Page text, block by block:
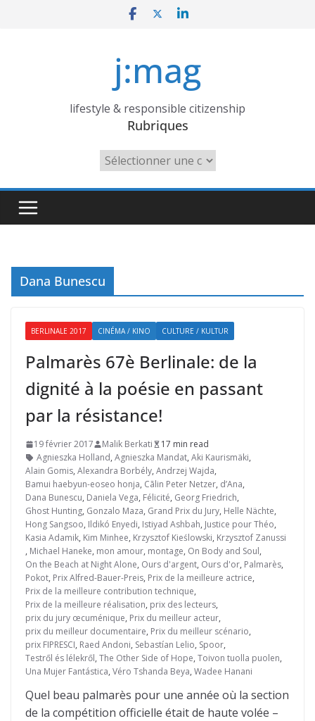
j:mag
lifestyle & responsible citizenship
Rubriques
Rubriques
Dana Bunescu
BERLINALE 2017 CINÉMA / KINO CULTURE / KULTUR
Palmarès 67è Berlinale: de la
dignité à la poésie en passant
par la résistance!
19 février 2017 Malik Berkati
17 min read
Agnieszka Holland, Agnieszka Mandat, Aki Kaurismäki,
Alain Gomis, Alexandra Borbély, Andrzej Wajda,
Bamui haebyun-eoseo honja, Cãlin Peter Netzer, d’Ana,
Dana Bunescu, Daniela Vega, Félicité, Georg Friedrich,
Ghost Hunting, Gonzalo Maza, Grand Prix du Jury, Helle Nächte,
Hong Sangsoo, Ildikó Enyedi, Istiyad Ashbah, Justice pour Théo,
Kasia Adamik, Kim Minhee, Krzysztof Kieślowski, Krzysztof Zanussi
, Michael Haneke, mon amour, montage, On Body and Soul,
On the Beach at Night Alone, Ours d'argent, Ours d'or, Palmarès,
Pokot, Prix Alfred-Bauer-Preis, Prix de la meilleure actrice,
Prix de la meilleure contribution technique,
Prix de la meilleure réalisation, prix des lecteurs,
prix du jury œcuménique, Prix du meilleur acteur,
prix du meilleur documentaire, Prix du meilleur scénario,
prix FIPRESCI, Raed Andoni, Sebastían Lelio, Spoor,
Testről és lélekről, The Other Side of Hope, Toivon tuolla puolen,
Una Mujer Fantástica, Véro Tshanda Beya, Wadee Hanani
Quel beau palmarès pour une année où la section
de la compétition officielle était de haute volée –